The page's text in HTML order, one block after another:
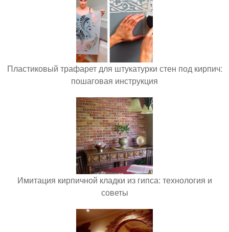
Пластиковый трафарет для штукатурки стен под кирпич:
пошаговая инструкция
Имитация кирпичной кладки из гипса: технология и
советы